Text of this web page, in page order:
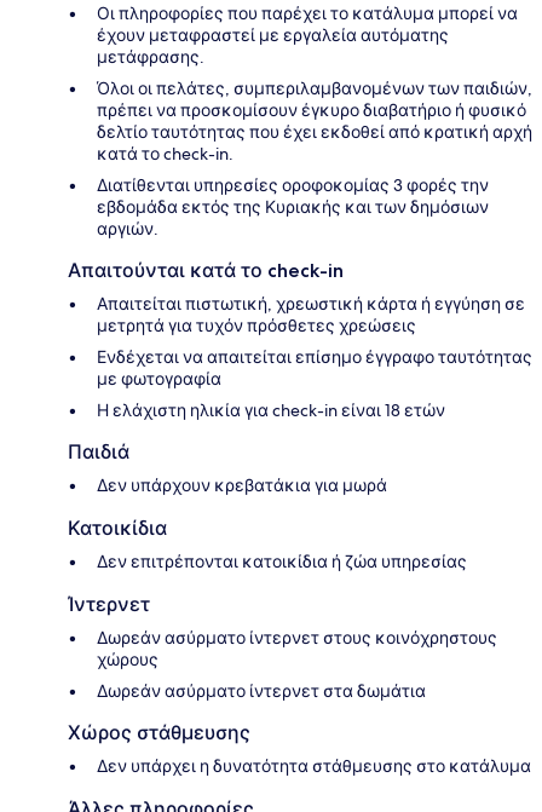
Οι πληροφορίες που παρέχει το κατάλυμα μπορεί να
έχουν μεταφραστεί με εργαλεία αυτόματης
μετάφρασης.
Όλοι οι πελάτες, συμπεριλαμβανομένων των παιδιών,
πρέπει να προσκομίσουν έγκυρο διαβατήριο ή φυσικό
δελτίο ταυτότητας που έχει εκδοθεί από κρατική αρχή
κατά το check-in.
Διατίθενται υπηρεσίες οροφοκομίας 3 φορές την
εβδομάδα εκτός της Κυριακής και των δημόσιων
αργιών.
Απαιτούνται κατά το check-in
Απαιτείται πιστωτική, χρεωστική κάρτα ή εγγύηση σε
μετρητά για τυχόν πρόσθετες χρεώσεις
Ενδέχεται να απαιτείται επίσημο έγγραφο ταυτότητας
με φωτογραφία
Η ελάχιστη ηλικία για check-in είναι 18 ετών
Παιδιά
Δεν υπάρχουν κρεβατάκια για μωρά
Κατοικίδια
Δεν επιτρέπονται κατοικίδια ή ζώα υπηρεσίας
Ίντερνετ
Δωρεάν ασύρματο ίντερνετ στους κοινόχρηστους
χώρους
Δωρεάν ασύρματο ίντερνετ στα δωμάτια
Χώρος στάθμευσης
Δεν υπάρχει η δυνατότητα στάθμευσης στο κατάλυμα